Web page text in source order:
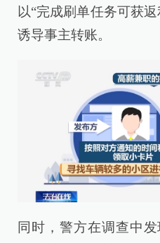
以“完成刷单任务可获
诱导事主转账。
同时，警方在调查中